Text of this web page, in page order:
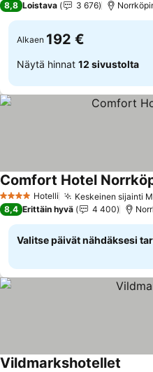
8,8 Loistava 3 676
Alkaen 192 €
Näytä hinnat 12 sivustolta
4 Tähtiluokitus
Hotelli Keskeinen sijainti
Comfort Hotel
8,4 Erittäin hyvä 4 400
Valitse päivät nähdäksesi
Vildmarkshotellet